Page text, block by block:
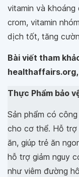
vitamin và khoáng
crom, vitamin
dịch tốt, tăng
Bài viết tham
healthaffairs.org,
Thực Phẩm bảo
Sản phẩm có
cho cơ thể. Hỗ trợ
ăn, giúp trẻ ăn
hỗ trợ giảm nguy
như viêm đường